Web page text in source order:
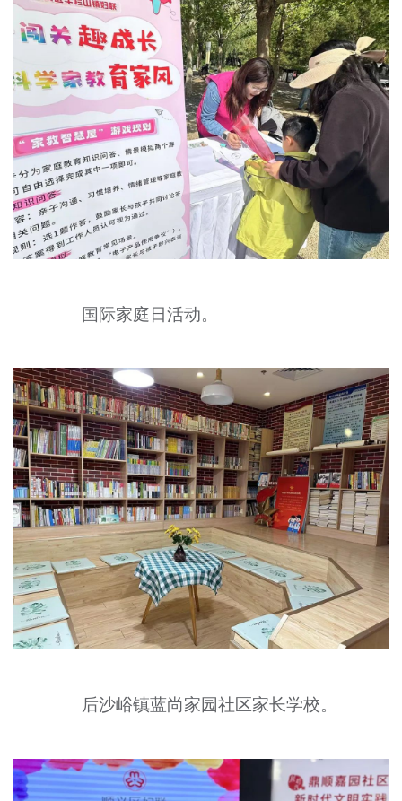
国际家庭日活动。
后沙峪镇蓝尚家园社区家长学校。